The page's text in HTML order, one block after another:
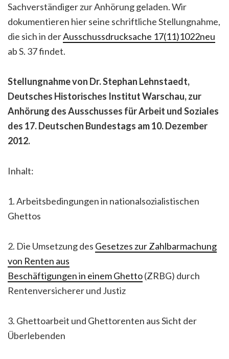
Sachverständiger zur Anhörung geladen. Wir
dokumentieren hier seine schriftliche Stellungnahme,
die sich in derAusschussdrucksache 17(11)1022neu
ab S. 37 findet.
Stellungnahme von Dr. Stephan Lehnstaedt,
Deutsches Historisches Institut Warschau, zur
Anhörung des Ausschusses für Arbeit und Soziales
des 17. Deutschen Bundestags am 10. Dezember
2012.
Inhalt:
1. Arbeitsbedingungen in nationalsozialistischen
Ghettos
2. Die Umsetzung des Gesetzes zur Zahlbarmachung
von Renten aus
Beschäftigungen in einem Ghetto(ZRBG) durch
Rentenversicherer und Justiz
3. Ghettoarbeit und Ghettorenten aus Sicht der
Überlebenden